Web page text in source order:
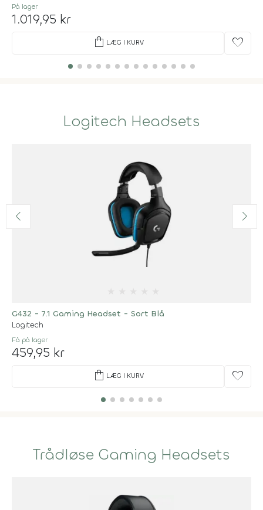
På lager
1.019,95 kr
shopping_bag LÆG I KURV favorite
Logitech Headsets
G432 - 7.1 Gaming Headset - Sort Blå
Logitech
Få på lager
459,95 kr
shopping_bag LÆG I KURV favorite
Trådløse Gaming Headsets